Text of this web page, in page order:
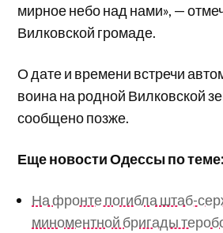
мирное небо над нами», —
Вилковской громаде.
О дате и времени встречи
воина на родной Вилковской
сообщено позже.
Еще новости Одессы по теме:
На фронте погибла штаб-
миноментной бригады